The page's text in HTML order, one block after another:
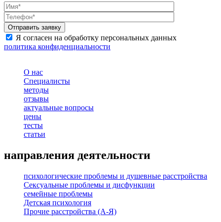
Я согласен на обработку персональных данных
политика конфиденциальности
О нас
Специалисты
методы
отзывы
актуальные вопросы
цены
тесты
статьи
направления деятельности
психологические проблемы и душевные расстройства
Сексуальные проблемы и дисфункции
семейные проблемы
Детская психология
Прочие расстройства (А-Я)